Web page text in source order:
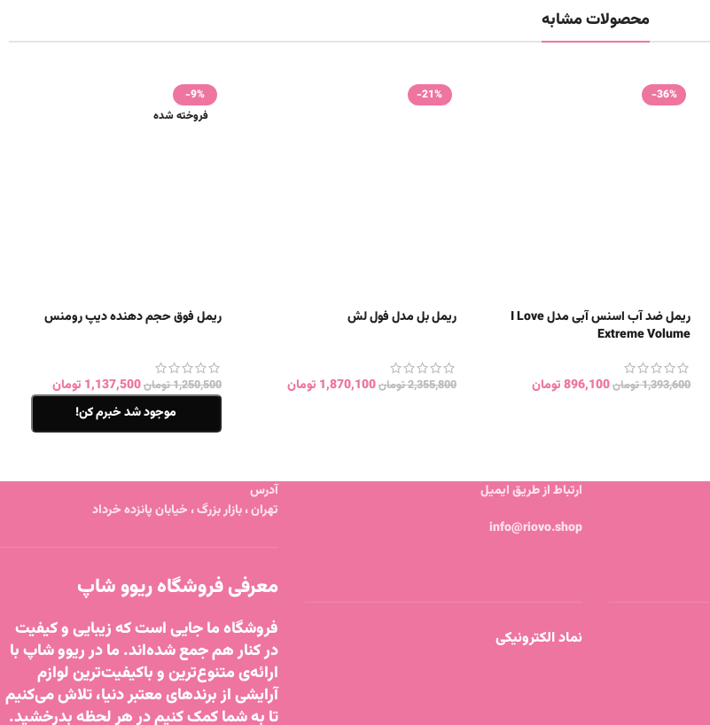
محصولات مشابه
-36%
ریمل ضد آب اسنس آبی مدل I Love
Extreme Volume
1,393,600تومان896,100 تومان
-21%
ریمل بل مدل فول لش
2,355,800تومان1,870,100 تومان
-9%
فروخته شده
ریمل فوق حجم دهنده دیپ رومنس
1,250,500تومان1,137,500 تومان
موجود شد خبرم کن!
ارتباط از طریق ایمیل
info@riovo.shop
نماد الکترونیکی
آدرس
تهران ، بازار بزرگ ، خیابان پانزده خرداد
معرفی فروشگاه ریوو شاپ
فروشگاه ما جایی است که زیبایی و کیفیت
در کنار هم جمع شده‌اند. ما در ریوو شاپ با
ارائه‌ی متنوع‌ترین و باکیفیت‌ترین لوازم
آرایشی از برندهای معتبر دنیا، تلاش می‌کنیم
تا به شما کمک کنیم در هر لحظه بدرخشید.